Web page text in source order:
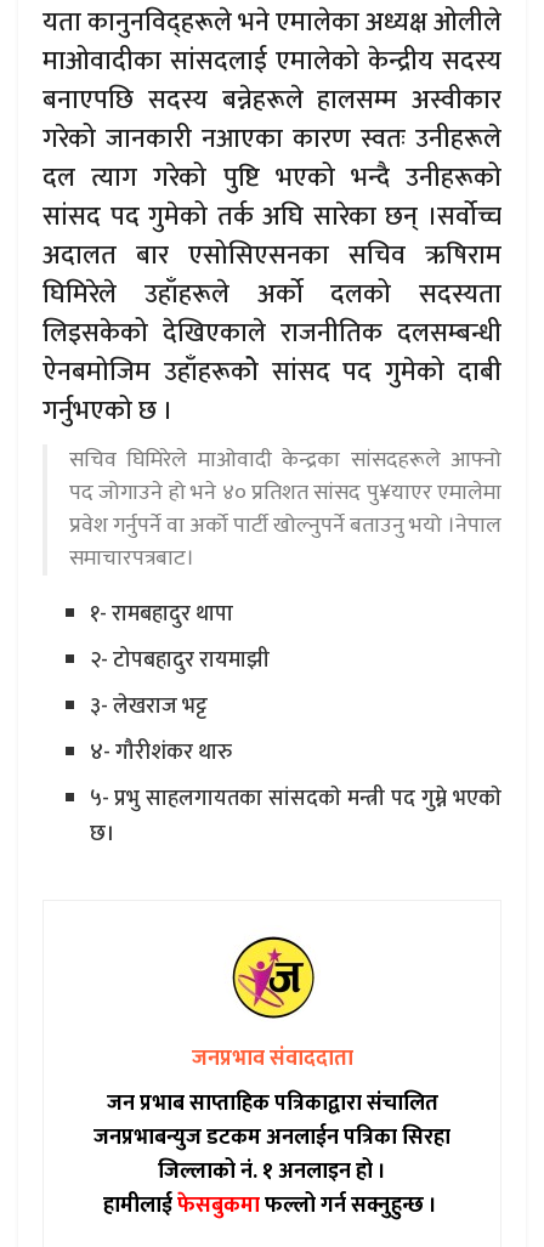
यता कानुनविद्हरूले भने एमालेका अध्यक्ष ओलीले
माओवादीका सांसदलाई एमालेको केन्द्रीय सदस्य
बनाएपछि सदस्य बन्नेहरूले हालसम्म अस्वीकार
गरेको जानकारी नआएका कारण स्वतः उनीहरूले
दल त्याग गरेको पुष्टि भएको भन्दै उनीहरूको
सांसद पद गुमेको तर्क अघि सारेका छन् ।सर्वोच्च
अदालत बार एसोसिएसनका सचिव ऋषिराम
घिमिरेले उहाँहरूले अर्को दलको सदस्यता
लिइसकेको देखिएकाले राजनीतिक दलसम्बन्धी
ऐनबमोजिम उहाँहरूकोे सांसद पद गुमेको दाबी
गर्नुभएको छ ।
सचिव घिमिरेले माओवादी केन्द्रका सांसदहरूले आफ्नो
पद जोगाउने हो भने ४० प्रतिशत सांसद पु¥याएर एमालेमा
प्रवेश गर्नुपर्ने वा अर्को पार्टी खोल्नुपर्ने बताउनु भयो ।नेपाल
समाचारपत्रबाट।
१- रामबहादुर थापा
२- टोपबहादुर रायमाझी
३- लेखराज भट्ट
४- गौरीशंकर थारु
५- प्रभु साहलगायतका सांसदकाे मन्त्री पद गुम्ने भएकाे
छ।
जनप्रभाव संवाददाता
जन प्रभाब साप्ताहिक पत्रिकाद्वारा संचालित
जनप्रभाबन्युज डटकम अनलाईन पत्रिका सिरहा
जिल्लाको नं. १ अनलाइन हो ।
हामीलाईफेसबुकमाफल्लो गर्न सक्नुहुन्छ ।